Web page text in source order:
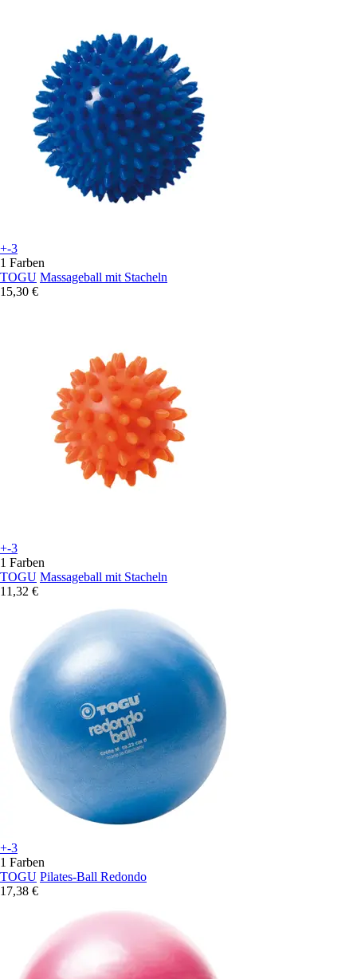
+-3
1 Farben
TOGU Massageball mit Stacheln
15,30 €
+-3
1 Farben
TOGU Massageball mit Stacheln
11,32 €
+-3
1 Farben
TOGU Pilates-Ball Redondo
17,38 €